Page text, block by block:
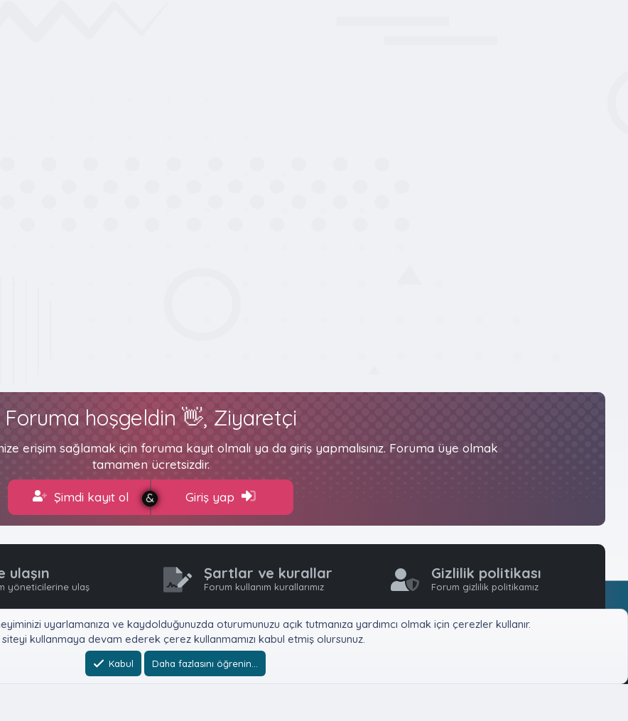
Foruma hoşgeldin 👋, Ziyaretçi
erişim sağlamak için foruma kayıt olmalı ya da giriş yapmalısınız. Foruma üye olmak
tamamen ücretsizdir.
Şimdi kayıt ol Giriş yap
ulaşın
yöneticilerine ulaş
Şartlar ve kurallar
Forum kullanım kurallarımız
Gizlilik politikası
Forum gizlilik politikamız
uyarlamanıza ve kaydolduğunuzda oturumunuzu açık tutmanıza yardımcı olmak için çerezler kullanır.
siteyi kullanmaya devam ederek çerez kullanmamızı kabul etmiş olursunuz.
Kabul Daha fazlasını öğrenin…